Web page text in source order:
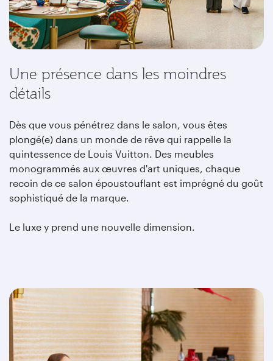
Une présence dans les moindres
détails
Dès que vous pénétrez dans le salon, vous êtes
plongé(e) dans un monde de rêve qui rappelle la
quintessence de Louis Vuitton. Des meubles
monogrammés aux œuvres d'art uniques, chaque
recoin de ce salon époustouflant est imprégné du goût
sophistiqué de la marque.
Le luxe y prend une nouvelle dimension.